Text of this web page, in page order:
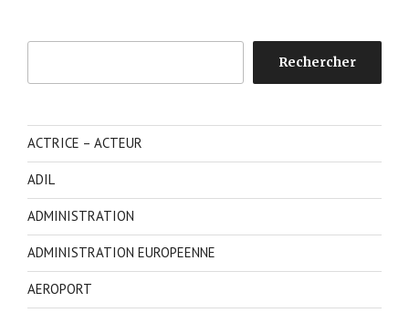
Rechercher
ACTRICE – ACTEUR
ADIL
ADMINISTRATION
ADMINISTRATION EUROPEENNE
AEROPORT